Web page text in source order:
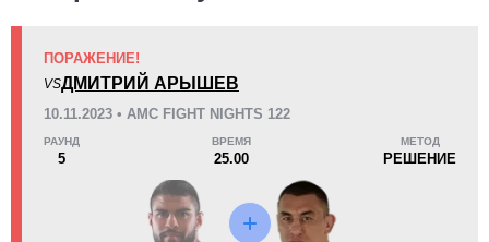
KO/TKO
2(18%)
9
Неизвестных видов поражений:
12:24 5
ПОРАЖЕНИЕ!
VSДМИТРИЙ АРЫШЕВ
10.11.2023 • AMC FIGHT NIGHTS 122
РАУНД
5
ВРЕМЯ
25.00
МЕТОД
РЕШЕНИЕ